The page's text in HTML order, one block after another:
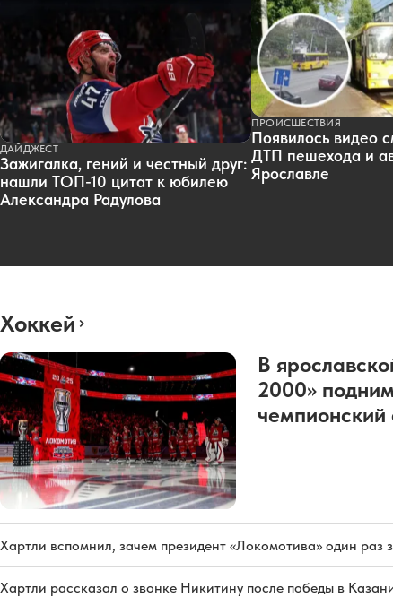
ДАЙДЖЕСТ
Зажигалка, гений и честный друг:
нашли ТОП-10 цитат к юбилею
Александра Радулова
ПРОИСШЕСТВИЯ
Появилось видео
ДТП пешехода и
Ярославле
Хоккей
В
2000»
чемпионский
Хартли вспомнил, зачем президент «Локомотива» один раз
Хартли рассказал о звонке Никитину после победы в